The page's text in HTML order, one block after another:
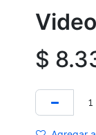
$